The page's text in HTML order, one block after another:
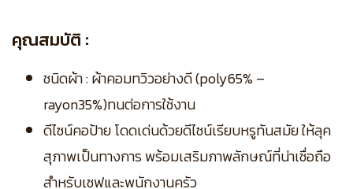
คุณสมบัติ :
ชนิดผ้า : ผ้าคอมทวิวอย่างดี (poly65% –
rayon35%)ทนต่อการใช้งาน
ดีไซน์คอป้าย โดดเด่นด้วยดีไซน์เรียบหรูทันสมัย ให้ลุค
สุภาพเป็นทางการ พร้อมเสริมภาพลักษณ์ที่น่าเชื่อถือ
สำหรับเชฟและพนักงานครัว